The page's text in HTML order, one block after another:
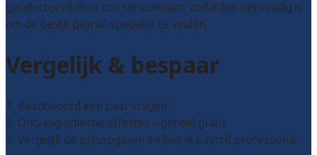
geselecteerd door ons serviceteam, zodat het eenvoudig is
om de beste payroll specialist te vinden.
Vergelijk & bespaar
1. Beantwoord een paar vragen
2. Ontvang scherpe offertes – geheel gratis
3. Vergelijk de prijsopgaven en kies je payroll professional